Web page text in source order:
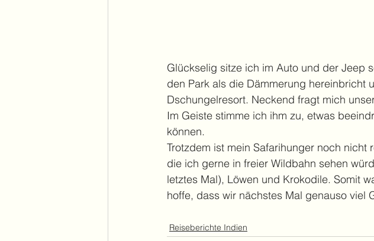
Glückselig sitze ich im Auto und der Jeep
den Park als die Dämmerung hereinbricht
Dschungelresort. Neckend fragt mich
Im Geiste stimme ich ihm zu, etwas
können.
Trotzdem ist mein Safarihunger noch
die ich gerne in freier Wildbahn sehen
letztes Mal), Löwen und Krokodile. Somit
hoffe, dass wir nächstes Mal genauso viel
Reiseberichte Indien